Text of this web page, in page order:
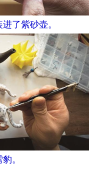
了紫砂壶。
。